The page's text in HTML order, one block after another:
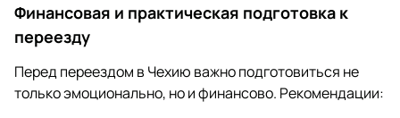
Финансовая и практическая подготовка к
переезду
Перед переездом в Чехию важно подготовиться не
только эмоционально, но и финансово. Рекомендации: